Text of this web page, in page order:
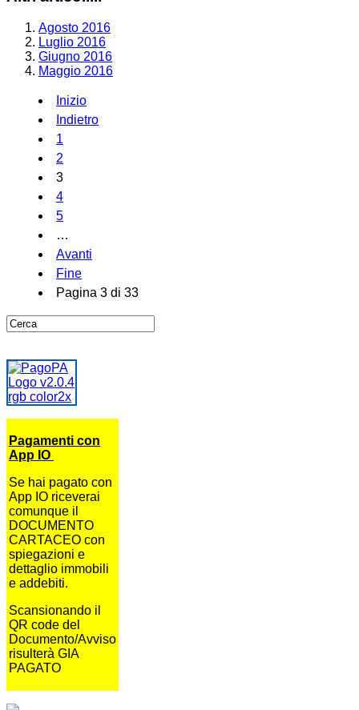
Agosto 2016
Luglio 2016
Giugno 2016
Maggio 2016
Inizio
Indietro
1
2
3
4
5
…
Avanti
Fine
Pagina 3 di 33
Pagamenti con
App IO
Se hai pagato con
App IO riceverai
comunque il
DOCUMENTO
CARTACEO con
spiegazioni e
dettaglio immobili
e addebiti.
Scansionando il
QR code del
Documento/Avviso
risulterà GIA
PAGATO